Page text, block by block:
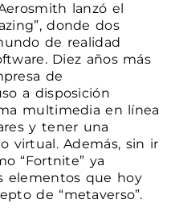
lanzó el
donde dos
de realidad
Diez años más
de
a disposición
multimedia en línea
y tener una
virtual. Además, sin ir
“Fortnite” ya
elementos que hoy
de “metaverso”.